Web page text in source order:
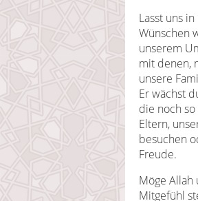
Lasst uns
Wünschen
unserem
mit denen,
unsere
Er wächst
die noch
Eltern,
besuchen
Freude.
Möge Allah
Mitgefühl